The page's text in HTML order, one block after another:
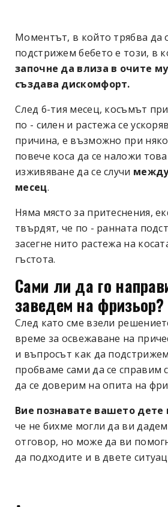
Моментът, в който трябва да
подстрижем бебето е този, в
започне да влиза в очите
създава дискомфорт.
След 6-тия месец, косъмът
по - силен и растежа се
причина, е възможно при
повече коса да се наложи
изживяване да се случи
месец.
Няма място за притеснения,
твърдят, че по - ранната
засегне нито растежа на
гъстота.
Сами ли да го
заведем на фризьор?
След като сме взели
време за освежаване на
и въпросът как да
пробваме сами да се справим
да се доверим на опита на
Вие познавате вашето дете
че не бихме могли да ви
отговор, но може да ви
да подходите и в двете